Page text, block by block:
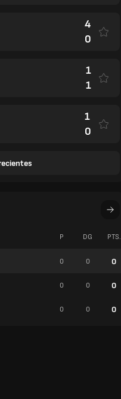
4
0
1
1
1
0
P DG PTS.
0 0 0
0 0 0
0 0 0